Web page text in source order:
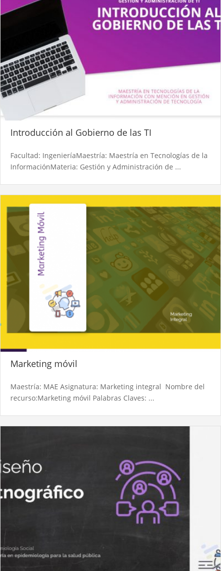
Introducción al Gobierno de las TI
Facultad: IngenieríaMaestría: Maestría en Tecnologías de la
InformaciónMateria: Gestión y Administración de ...
Marketing móvil
Maestría: MAE Asignatura: Marketing integral Nombre del
recurso:Marketing móvil Palabras Claves: ...